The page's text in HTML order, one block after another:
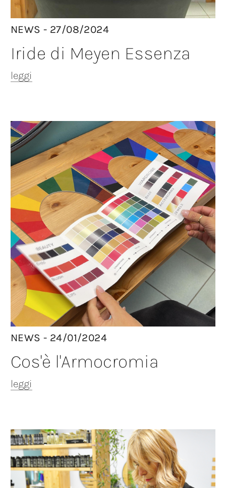
NEWS - 27/08/2024
Iride di Meyen Essenza
leggi
NEWS - 24/01/2024
Cos'è l'Armocromia
leggi